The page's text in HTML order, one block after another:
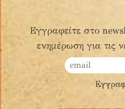
Εγγραφείτε στο
ενημέρωση για τις